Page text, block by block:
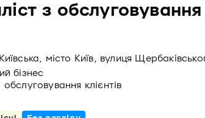
з обслуговування
місто Київ, вулиця
бізнес
клієнтів